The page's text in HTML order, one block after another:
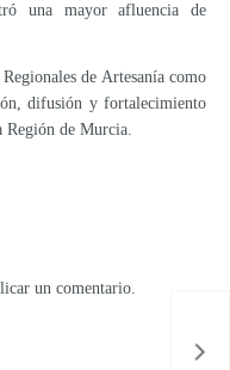
una mayor afluencia de
de Artesanía como
difusión y fortalecimiento
de Murcia.
un comentario.